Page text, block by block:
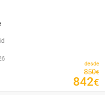
desde
850€
842€